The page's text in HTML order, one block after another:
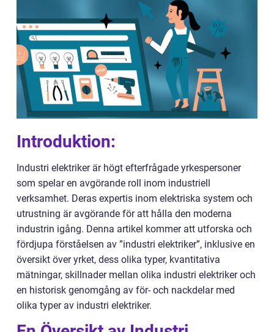
Introduktion:
Industri elektriker är högt efterfrågade yrkespersoner
som spelar en avgörande roll inom industriell
verksamhet. Deras expertis inom elektriska system och
utrustning är avgörande för att hålla den moderna
industrin igång. Denna artikel kommer att utforska och
fördjupa förståelsen av ”industri elektriker”, inklusive en
översikt över yrket, dess olika typer, kvantitativa
mätningar, skillnader mellan olika industri elektriker och
en historisk genomgång av för- och nackdelar med
olika typer av industri elektriker.